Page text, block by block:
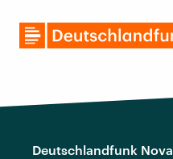
Deutschlandfunk Nova